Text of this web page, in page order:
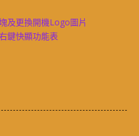
及更換開機Logo圖片
鍵快顯功能表